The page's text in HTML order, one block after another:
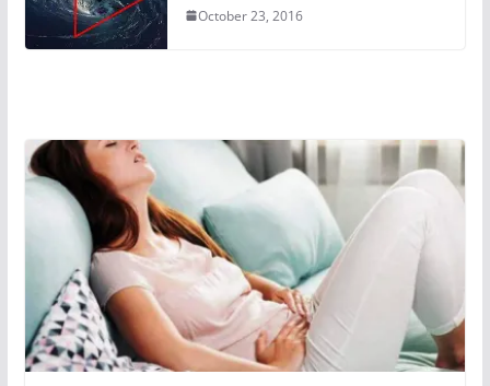
October 23, 2016